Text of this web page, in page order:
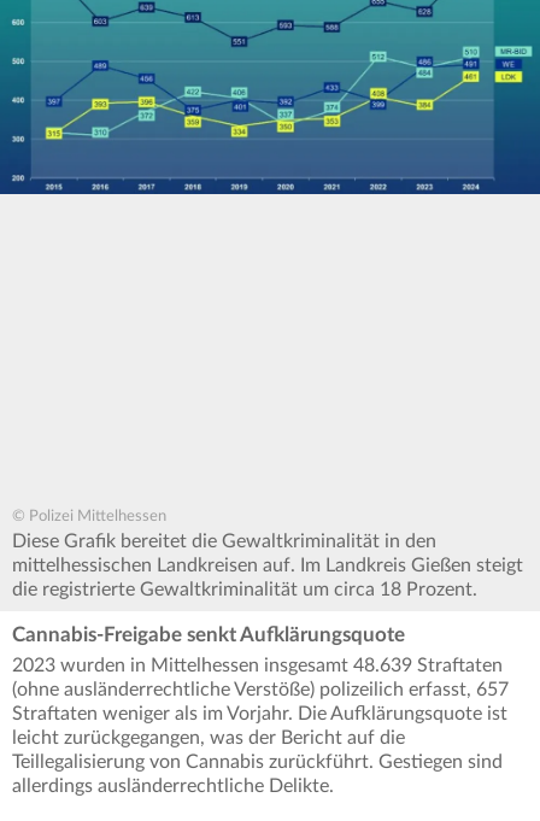
© Polizei Mittelhessen
Diese Grafik bereitet die Gewaltkriminalität in den
mittelhessischen Landkreisen auf. Im Landkreis Gießen steigt
die registrierte Gewaltkriminalität um circa 18 Prozent.
Cannabis-Freigabe senkt Aufklärungsquote
2023 wurden in Mittelhessen insgesamt 48.639 Straftaten
(ohne ausländerrechtliche Verstöße) polizeilich erfasst, 657
Straftaten weniger als im Vorjahr. Die Aufklärungsquote ist
leicht zurückgegangen, was der Bericht auf die
Teillegalisierung von Cannabis zurückführt. Gestiegen sind
allerdings ausländerrechtliche Delikte.